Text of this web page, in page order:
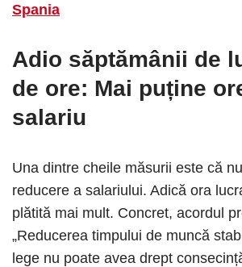
Spania
Adio săptămânii de
de ore: Mai puține
salariu
Una dintre cheile măsurii este că
reducere a salariului. Adică ora
plătită mai mult. Concret, acordul
„Reducerea timpului de muncă
lege nu poate avea drept